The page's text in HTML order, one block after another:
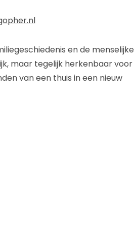
en de menselijke
maar tegelijk herkenbaar voor
van een thuis in een nieuw